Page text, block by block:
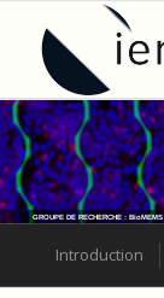
GROUPE DE RECHERCHE : BioMEMS
Introduction